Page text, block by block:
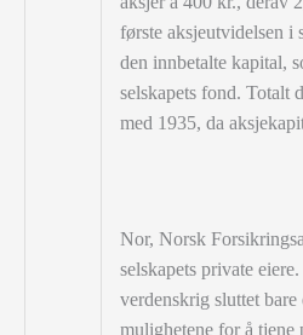
første aksjeutvidelsen i
den innbetalte kapital,
selskapets fond. Totalt
med 1935, da
Nor, Norsk
selskapets private
verdenskrig sluttet
mulighetene for å tjene